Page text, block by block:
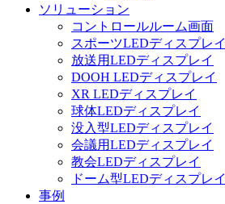
ソリューション
コントロールルーム画面
スポーツLEDディスプレイ
放送用LEDディスプレイ
DOOH LEDディスプレイ
XR LEDディスプレイ
球体LEDディスプレイ
没入型LEDディスプレイ
会議用LEDディスプレイ
教会LEDディスプレイ
ドーム型LEDディスプレイ
事例